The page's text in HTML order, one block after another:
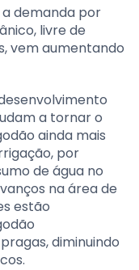
demanda por
livre de
vem aumentando
a tornar o
ainda mais
por
de água no
na área de
estão
diminuindo